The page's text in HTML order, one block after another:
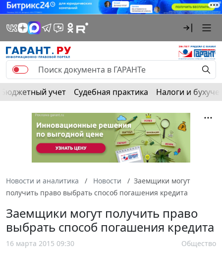
Бюджетный учет Судебная практика Налоги и
Новости и аналитика Новости
Заемщики могут
получить право выбрать способ погашения кредита
Заемщики могут получить право
выбрать способ погашения кредита
16 марта 2015 09:30 Общество